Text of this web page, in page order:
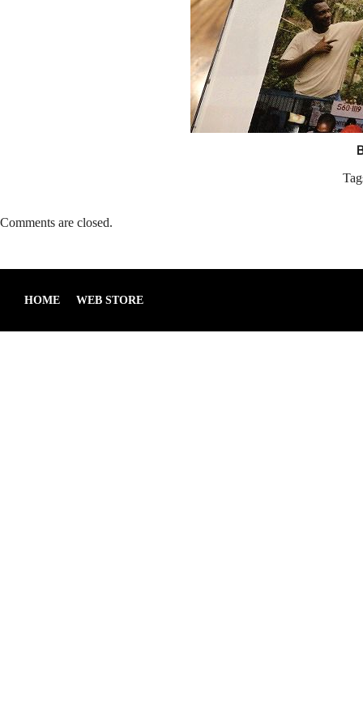
Comments are closed.
HOME WEB STORE